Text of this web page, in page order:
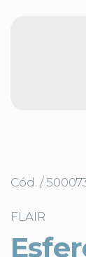
Cód. /
FLAIR